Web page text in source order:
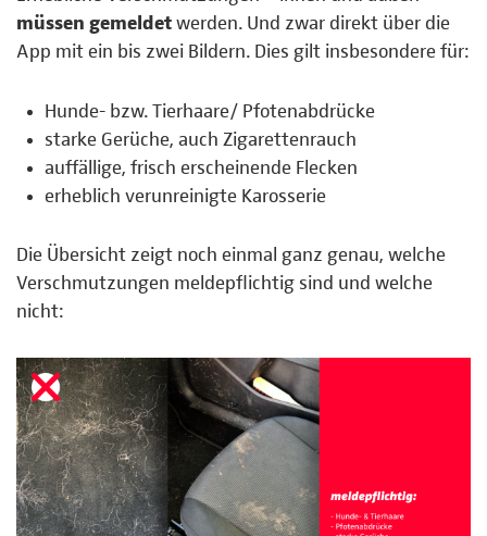
müssen gemeldet werden. Und zwar direkt über die
App mit ein bis zwei Bildern. Dies gilt insbesondere für:
Hunde- bzw. Tierhaare/ Pfotenabdrücke
starke Gerüche, auch Zigarettenrauch
auffällige, frisch erscheinende Flecken
erheblich verunreinigte Karosserie
Die Übersicht zeigt noch einmal ganz genau, welche
Verschmutzungen meldepflichtig sind und welche
nicht: